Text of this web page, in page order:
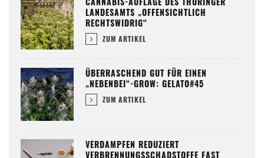
LANDESAMTS „OFFENSICHTLICH
RECHTSWIDRIG“
ZUM ARTIKEL
ÜBERRASCHEND GUT FÜR EINEN
„NEBENBEI“-GROW: GELATO#45
ZUM ARTIKEL
VERDAMPFEN REDUZIERT
VERBRENNUNGSSCHADSTOFFE FAST